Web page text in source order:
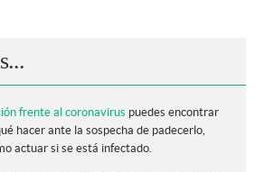
frente al coronavirus puedes encontrar
hacer ante la sospecha de padecerlo,
actuar si se está infectado.